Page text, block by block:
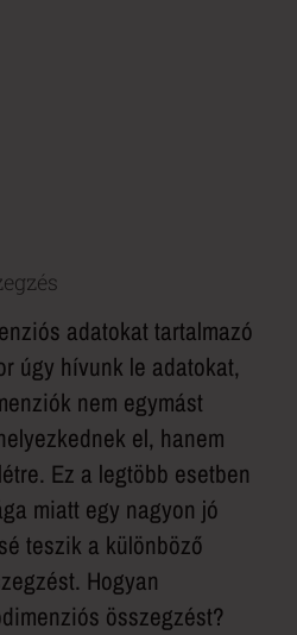
adatokat tartalmazó
úgy hívunk le adatokat,
nem egymást
el, hanem
Ez a legtöbb esetben
miatt egy nagyon jó
teszik a különböző
Hogyan
összegzést?